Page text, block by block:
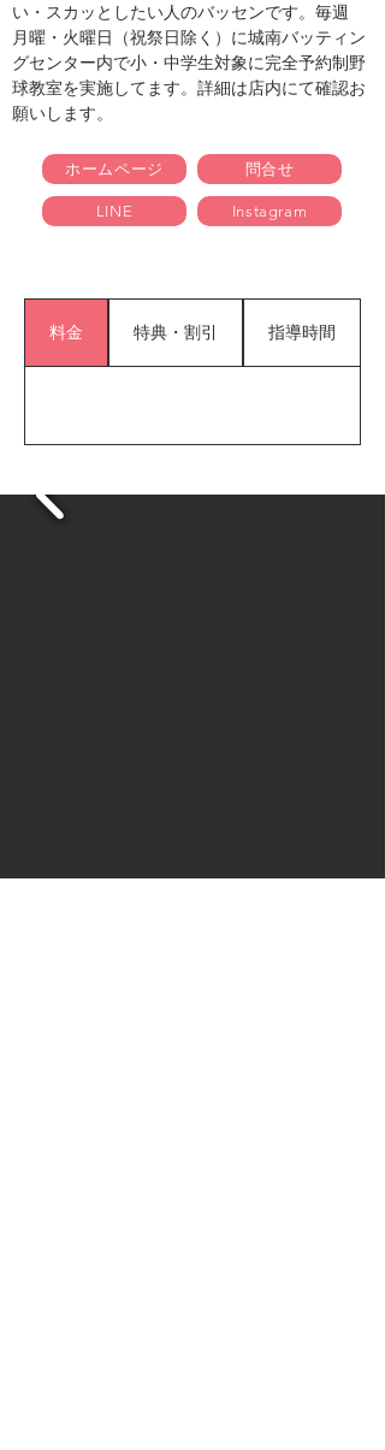
い・スカッとしたい人のバッセンです。毎週
月曜・火曜日（祝祭日除く）に城南バッティン
グセンター内で小・中学生対象に完全予約制野
球教室を実施してます。詳細は店内にて確認お
願いします。
ホームページ 問合せ
LINE Instagram
料金 特典・割引 指導時間